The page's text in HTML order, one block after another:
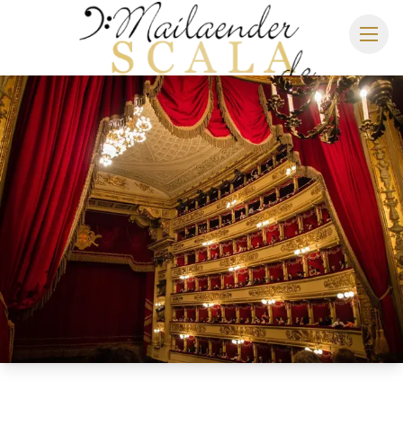
MAILÄNDER SCALA
SPIELPLAN 2026/2027
SITZPLAN HOTELS